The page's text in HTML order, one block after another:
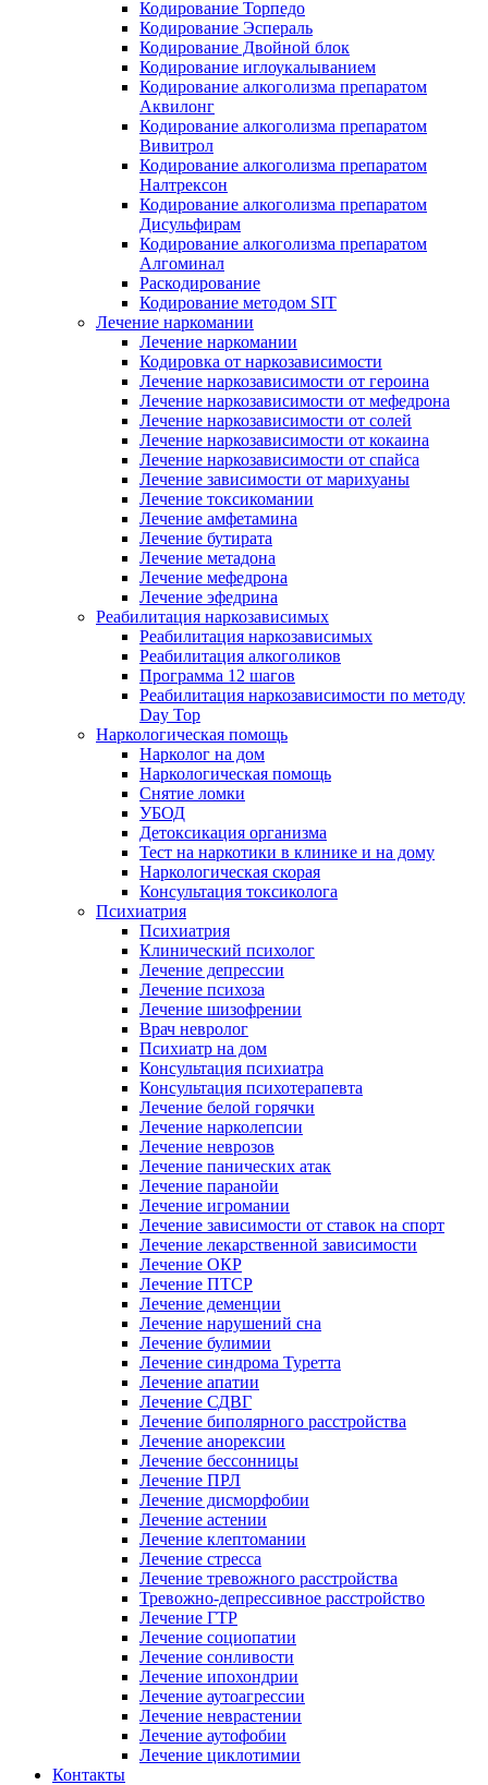
Кодирование Торпедо
Кодирование Эспераль
Кодирование Двойной блок
Кодирование иглоукалыванием
Кодирование алкоголизма препаратом
Аквилонг
Кодирование алкоголизма препаратом
Вивитрол
Кодирование алкоголизма препаратом
Налтрексон
Кодирование алкоголизма препаратом
Дисульфирам
Кодирование алкоголизма препаратом
Алгоминал
Раскодирование
Кодирование методом SIT
Лечение наркомании
Лечение наркомании
Кодировка от наркозависимости
Лечение наркозависимости от героина
Лечение наркозависимости от мефедрона
Лечение наркозависимости от солей
Лечение наркозависимости от кокаина
Лечение наркозависимости от спайса
Лечение зависимости от марихуаны
Лечение токсикомании
Лечение амфетамина
Лечение бутирата
Лечение метадона
Лечение мефедрона
Лечение эфедрина
Реабилитация наркозависимых
Реабилитация наркозависимых
Реабилитация алкоголиков
Программа 12 шагов
Реабилитация наркозависимости по методу
Day Top
Наркологическая помощь
Нарколог на дом
Наркологическая помощь
Снятие ломки
УБОД
Детоксикация организма
Тест на наркотики в клинике и на дому
Наркологическая скорая
Консультация токсиколога
Психиатрия
Психиатрия
Клинический психолог
Лечение депрессии
Лечение психоза
Лечение шизофрении
Врач невролог
Психиатр на дом
Консультация психиатра
Консультация психотерапевта
Лечение белой горячки
Лечение нарколепсии
Лечение неврозов
Лечение панических атак
Лечение паранойи
Лечение игромании
Лечение зависимости от ставок на спорт
Лечение лекарственной зависимости
Лечение ОКР
Лечение ПТСР
Лечение деменции
Лечение нарушений сна
Лечение булимии
Лечение синдрома Туретта
Лечение апатии
Лечение СДВГ
Лечение биполярного расстройства
Лечение анорексии
Лечение бессонницы
Лечение ПРЛ
Лечение дисморфобии
Лечение астении
Лечение клептомании
Лечение стресса
Лечение тревожного расстройства
Тревожно-депрессивное расстройство
Лечение ГТР
Лечение социопатии
Лечение сонливости
Лечение ипохондрии
Лечение аутоагрессии
Лечение неврастении
Лечение аутофобии
Лечение циклотимии
Контакты